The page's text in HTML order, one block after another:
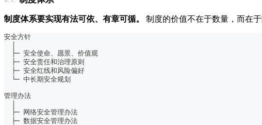
制度体系要实现有法可依、有章可循。 制度的价值不在于数量，而在
安全方针
  ├─ 安全使命、愿景、价值观
  ├─ 安全责任和治理原则
  ├─ 安全红线和风险偏好
  └─ 中长期安全规划
管理办法
  ├─ 网络安全管理办法
  ├─ 数据安全管理办法